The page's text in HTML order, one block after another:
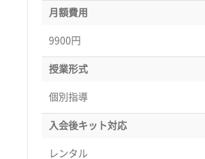
月額費用
9900円
授業形式
個別指導
入会後キット対応
レンタル